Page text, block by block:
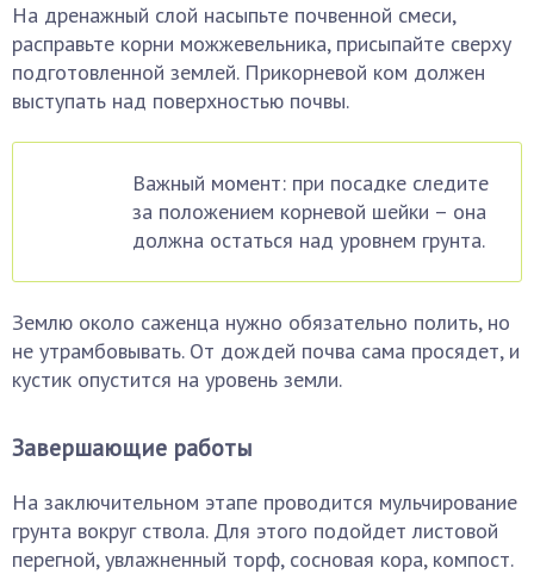
На дренажный слой насыпьте почвенной смеси,
расправьте корни можжевельника, присыпайте сверху
подготовленной землей. Прикорневой ком должен
выступать над поверхностью почвы.
Важный момент: при посадке следите
за положением корневой шейки – она
должна остаться над уровнем грунта.
Землю около саженца нужно обязательно полить, но
не утрамбовывать. От дождей почва сама просядет, и
кустик опустится на уровень земли.
Завершающие работы
На заключительном этапе проводится мульчирование
грунта вокруг ствола. Для этого подойдет листовой
перегной, увлажненный торф, сосновая кора, компост.